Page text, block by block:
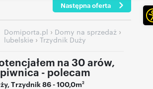
Następna oferta
Domiporta.pl › Domy na sprzedaż ›
lubelskie › Trzydnik Duży
na 30 arów,
- polecam
,Trzydnik 86- 100,0m2